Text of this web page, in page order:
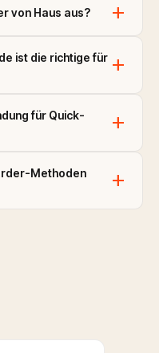
von Haus aus? add
ist die richtige für add
für Quick-
add
Methoden
add